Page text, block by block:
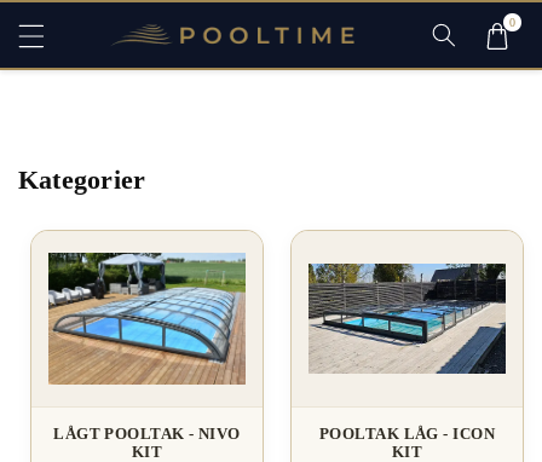
ll
i
n
l
0
Filtrera och sortera
Kategorier
LÅGT POOLTAK - NIVO
KIT
POOLTAK LÅG - ICON
KIT